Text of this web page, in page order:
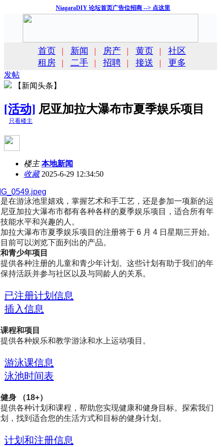
NiagaraDIY 论坛首页广告位招商 --> 点这里
首页 | 新闻 | 房产 | 黄页 |
社区
租房
| 二手 | 招聘 | 接送 | 更多
发帖
【新闻头条】
[活动] 尼亚加拉大瀑布市夏季娱乐项目
只看楼主
楼主 本地新闻
收藏2025-6-29 12:34:50
在游泳池里嬉戏，掌握艺术和手工艺，还是参加一项新的运
亚加拉大瀑布市都有各种各样的夏季娱乐项目，适合所有年
能水平和兴趣的人。
拉大瀑布市夏季娱乐项目的注册将于 6 月 4 日星期三开始。
前可以浏览下面列出的产品。
青少年项目
供各种注册的儿童和青少年计划。这些计划有助于我们的年
持活跃并参与社区以及与同龄人的关系。
已注册计划信息
插入信息
程和项目
供各种娱乐和教学游泳和水上运动项目。
游泳课信息
泳池时间表
身 （18+）
供各种计划和课程，帮助您实现健康和健身目标。探索我们
，找到适合您的生活方式和目标的健身计划。
计划和注册信息